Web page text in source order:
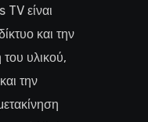
είναι
και την
υλικού,
την